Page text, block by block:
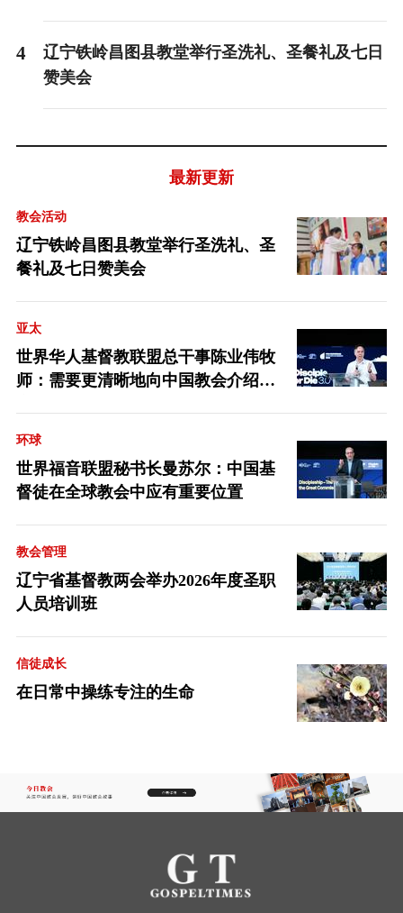
4
辽宁铁岭昌图县教堂举行圣洗礼、圣餐礼及七日
赞美会
最新更新
教会活动
辽宁铁岭昌图县教堂举行圣洗礼、圣
餐礼及七日赞美会
亚太
世界华人基督教联盟总干事陈业伟牧
师：需要更清晰地向中国教会介绍福
环球
世界福音联盟秘书长曼苏尔：中国基
督徒在全球教会中应有重要位置
教会管理
辽宁省基督教两会举办2026年度圣职
人员培训班
信徒成长
在日常中操练专注的生命